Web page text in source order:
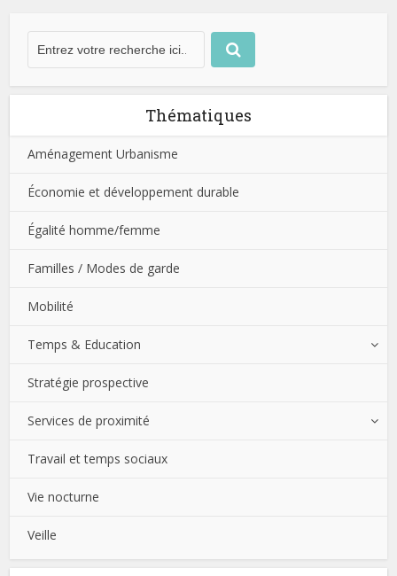
Thématiques
Aménagement Urbanisme
Économie et développement durable
Égalité homme/femme
Familles / Modes de garde
Mobilité
Temps & Education
Stratégie prospective
Services de proximité
Travail et temps sociaux
Vie nocturne
Veille